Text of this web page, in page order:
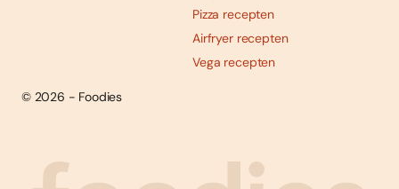
Abonneren
Pizza recepten
Airfryer recepten
Vega recepten
© 2026 - Foodies